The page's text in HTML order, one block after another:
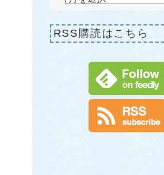
RSS購読はこちら